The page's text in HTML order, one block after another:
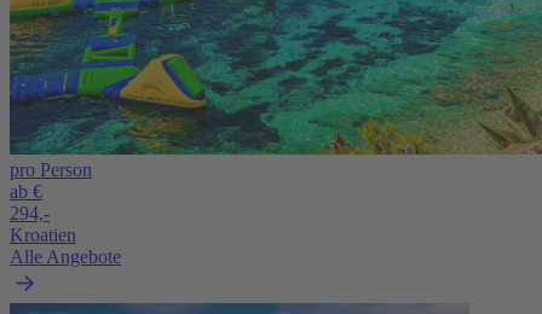
pro Person
ab €
294,-
Kroatien
Alle Angebote